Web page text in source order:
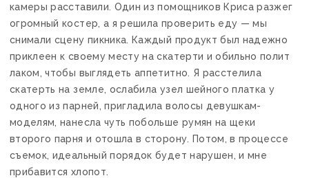
камеры расставили. Один из помощников Криса разжег
огромный костер, а я решила проверить еду — мы
снимали сцену пикника. Каждый продукт был надежно
приклеен к своему месту на скатерти и обильно полит
лаком, чтобы выглядеть аппетитно. Я расстелила
скатерть на земле, ослабила узел шейного платка у
одного из парней, пригладила волосы девушкам-
моделям, нанесла чуть побольше румян на щеки
второго парня и отошла в сторону. Потом, в процессе
съемок, идеальный порядок будет нарушен, и мне
прибавится хлопот.